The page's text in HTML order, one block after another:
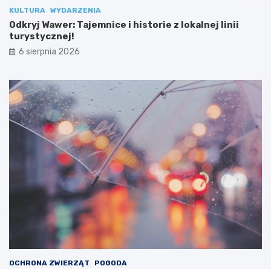
KULTURA WYDARZENIA
Odkryj Wawer: Tajemnice i historie z lokalnej linii
turystycznej!
6 sierpnia 2026
OCHRONA ZWIERZĄT POGODA